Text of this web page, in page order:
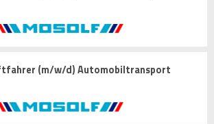
(m/w/d) Automobiltransport